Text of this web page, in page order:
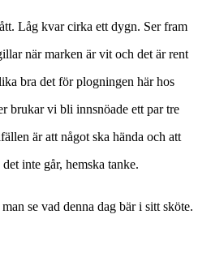
Låg kvar cirka ett dygn. Ser fram
när marken är vit och det är rent
bra det för plogningen här hos
brukar vi bli innsnöade ett par tre
är att något ska hända och att
inte går, hemska tanke.
se vad denna dag bär i sitt sköte.